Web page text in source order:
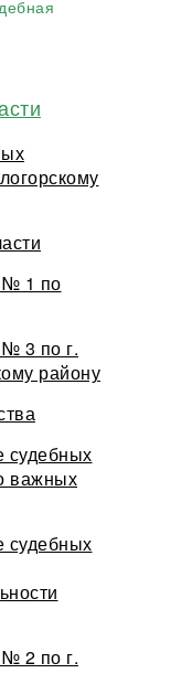
№ 1 по
3 по г.
району
судебных
важных
судебных
2 по г.